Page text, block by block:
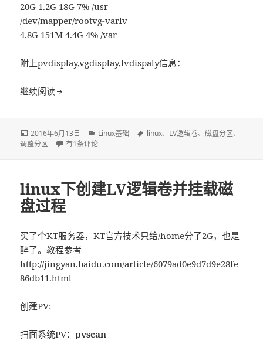
20G 1.2G 18G 7% /usr
/dev/mapper/rootvg-varlv
4.8G 151M 4.4G 4% /var
附上pvdisplay,vgdisplay,lvdispaly信息：
继续阅读如何调整LV磁盘分区大小
发
布
2016年6月13日
分
Linux基础
标
linux、 LV逻辑卷、磁盘分区、
调整分区
如何调整LV磁盘分区大小
有1条评论
linux下创建LV逻辑卷并挂载磁
盘过程
买了个KT服务器，KT官方技术只给/home分了2G，也是
醉了。教程参考
http://jingyan.baidu.com/article/6079ad0e9d7d9e28fe
86db11.html
创建PV:
扫面系统PV：pvscan